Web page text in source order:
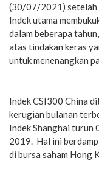
(30/07/2021) setelah
Indek utama
dalam beberapa
atas tindakan keras
untuk menenangkan
Indek CSI300 China
kerugian bulanan
Indek Shanghai turun
2019. Hal ini
di bursa saham Hong